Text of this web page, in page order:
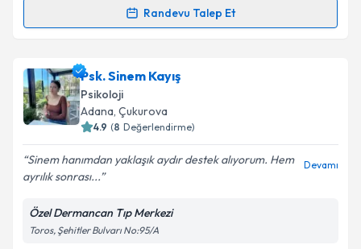
Takvim Talebini Gönder
Randevu Talep Et
Randevu Takvimi Talebi
Klinik Psikolog Aslıhan Paksoy
talebi oluşturun. Size bu uzmandan randevu almanız
için bir takvim hazırlandığında e-posta ile
bilgilendireceğiz.
E-posta Adresiniz
Kişisel verilerimin işlenmesine ilişkin
Psk. Sinem Kayış
Psikoloji
Adana, Çukurova
4.9 (8 Değerlendirme)
Sinem hanımdan yaklaşık aydır destek alıyorum. Hem
ayrılık sonrası...
Devamı
Özel Dermancan Tıp Merkezi
Toros, Şehitler Bulvarı No:95/A